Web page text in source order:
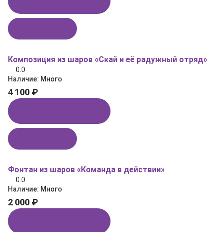
Композиция из шаров «Скай и её радужный отряд»
0.0
Наличие: Много
4 100 ₽
Фонтан из шаров «Команда в действии»
0.0
Наличие: Много
2 000 ₽